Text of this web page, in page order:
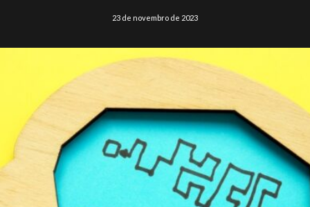
23 de novembro de 2023